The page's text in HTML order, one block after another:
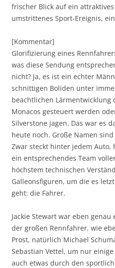
frischer Blick auf ein
umstrittenes Sport-Ereignis,
[Kommentar]
Glorifizierung eines
was diese Sendung
nicht? Ja, es ist ein echter
schnittigen Boliden unter
beachtlichen Lärmentwicklung
Monacos gesteuert werden
Silverstone jagen. Das war es
heute noch. Große Namen
Zwar steckt hinter jedem Auto,
ein entsprechendes Team
höchstem technischen
Galleonsfiguren, um die es
geht: die Fahrer.
Jackie Stewart war eben
der großen Rennfahrer, wie
Prost, natürlich Michael
Sebastian Vettel, um nur
auch etwas durch den